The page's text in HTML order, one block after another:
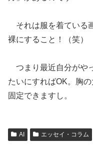
それは服を着ている
裸にすること！（笑）
つまり最近自分がや
たいにすればOK。胸
固定できますし。
AI エッセイ・コラム